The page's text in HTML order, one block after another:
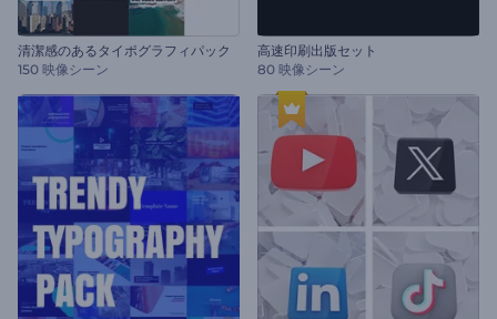
清潔感のあるタイポグラフィパック
150 映像シーン
高速印刷出版セット
80 映像シーン